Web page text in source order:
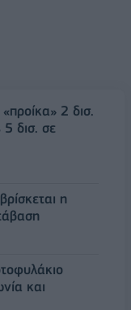
2 δισ.
δισ. σε
η
και